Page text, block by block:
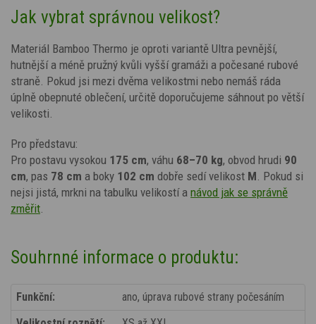
Jak vybrat správnou velikost?
Materiál Bamboo Thermo je oproti variantě Ultra pevnější,
hutnější a méně pružný kvůli vyšší gramáži a počesané rubové
straně. Pokud jsi mezi dvěma velikostmi nebo nemáš ráda
úplně obepnuté oblečení, určitě doporučujeme sáhnout po větší
velikosti.
Pro představu:
Pro postavu vysokou 175 cm, váhu 68–70 kg, obvod hrudi 90
cm, pas 78 cm a boky 102 cm dobře sedí velikost M . Pokud si
nejsi jistá, mrkni na tabulku velikostí a návod jak se správně
změřit
Souhrnné informace o produktu:
Funkční:
ano, úprava rubové strany počesáním